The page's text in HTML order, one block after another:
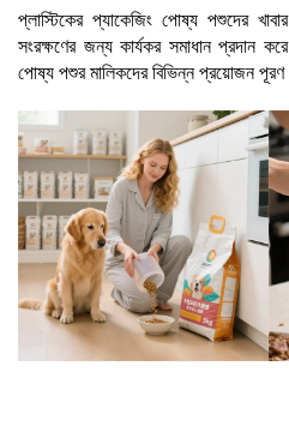
প্লাস্টিকের প্যাকেজিং পোষ্য পশুদের
সংরক্ষণের জন্য কার্যকর সমাধান প্রদান
পোষ্য পশুর মালিকদের বিভিন্ন প্রয়োজন পূরণ